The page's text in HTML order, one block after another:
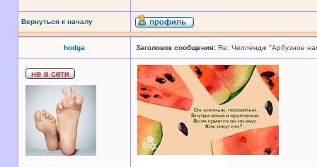
Вернуться к началу
hodga Заголовок сообщения: Re: Челлендж "Арбузное